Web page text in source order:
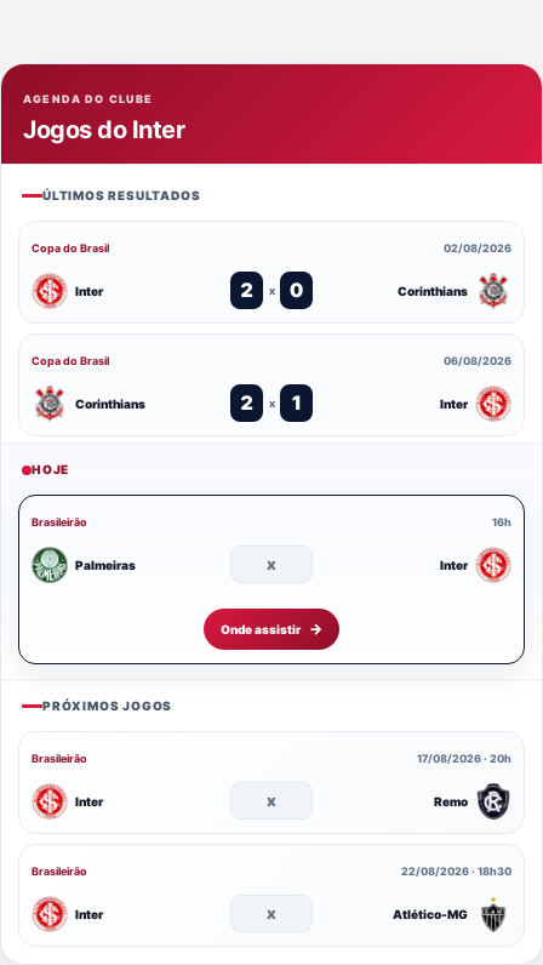
AGENDA DO CLUBE
Jogos do Inter
ÚLTIMOS RESULTADOS
Copa do Brasil 02/08/2026
Inter 2 x 0 Corinthians
Copa do Brasil 06/08/2026
Corinthians 2 x 1 Inter
HOJE
Brasileirão 16h
Palmeiras x Inter
Onde assistir
PRÓXIMOS JOGOS
Brasileirão 17/08/2026 · 20h
Inter x Remo
Brasileirão 22/08/2026 · 18h30
Inter x Atlético-MG